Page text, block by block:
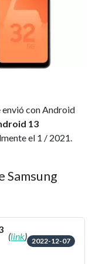
envió con Android
13
el 1 / 2021.
Samsung
(link) 2022-12-07